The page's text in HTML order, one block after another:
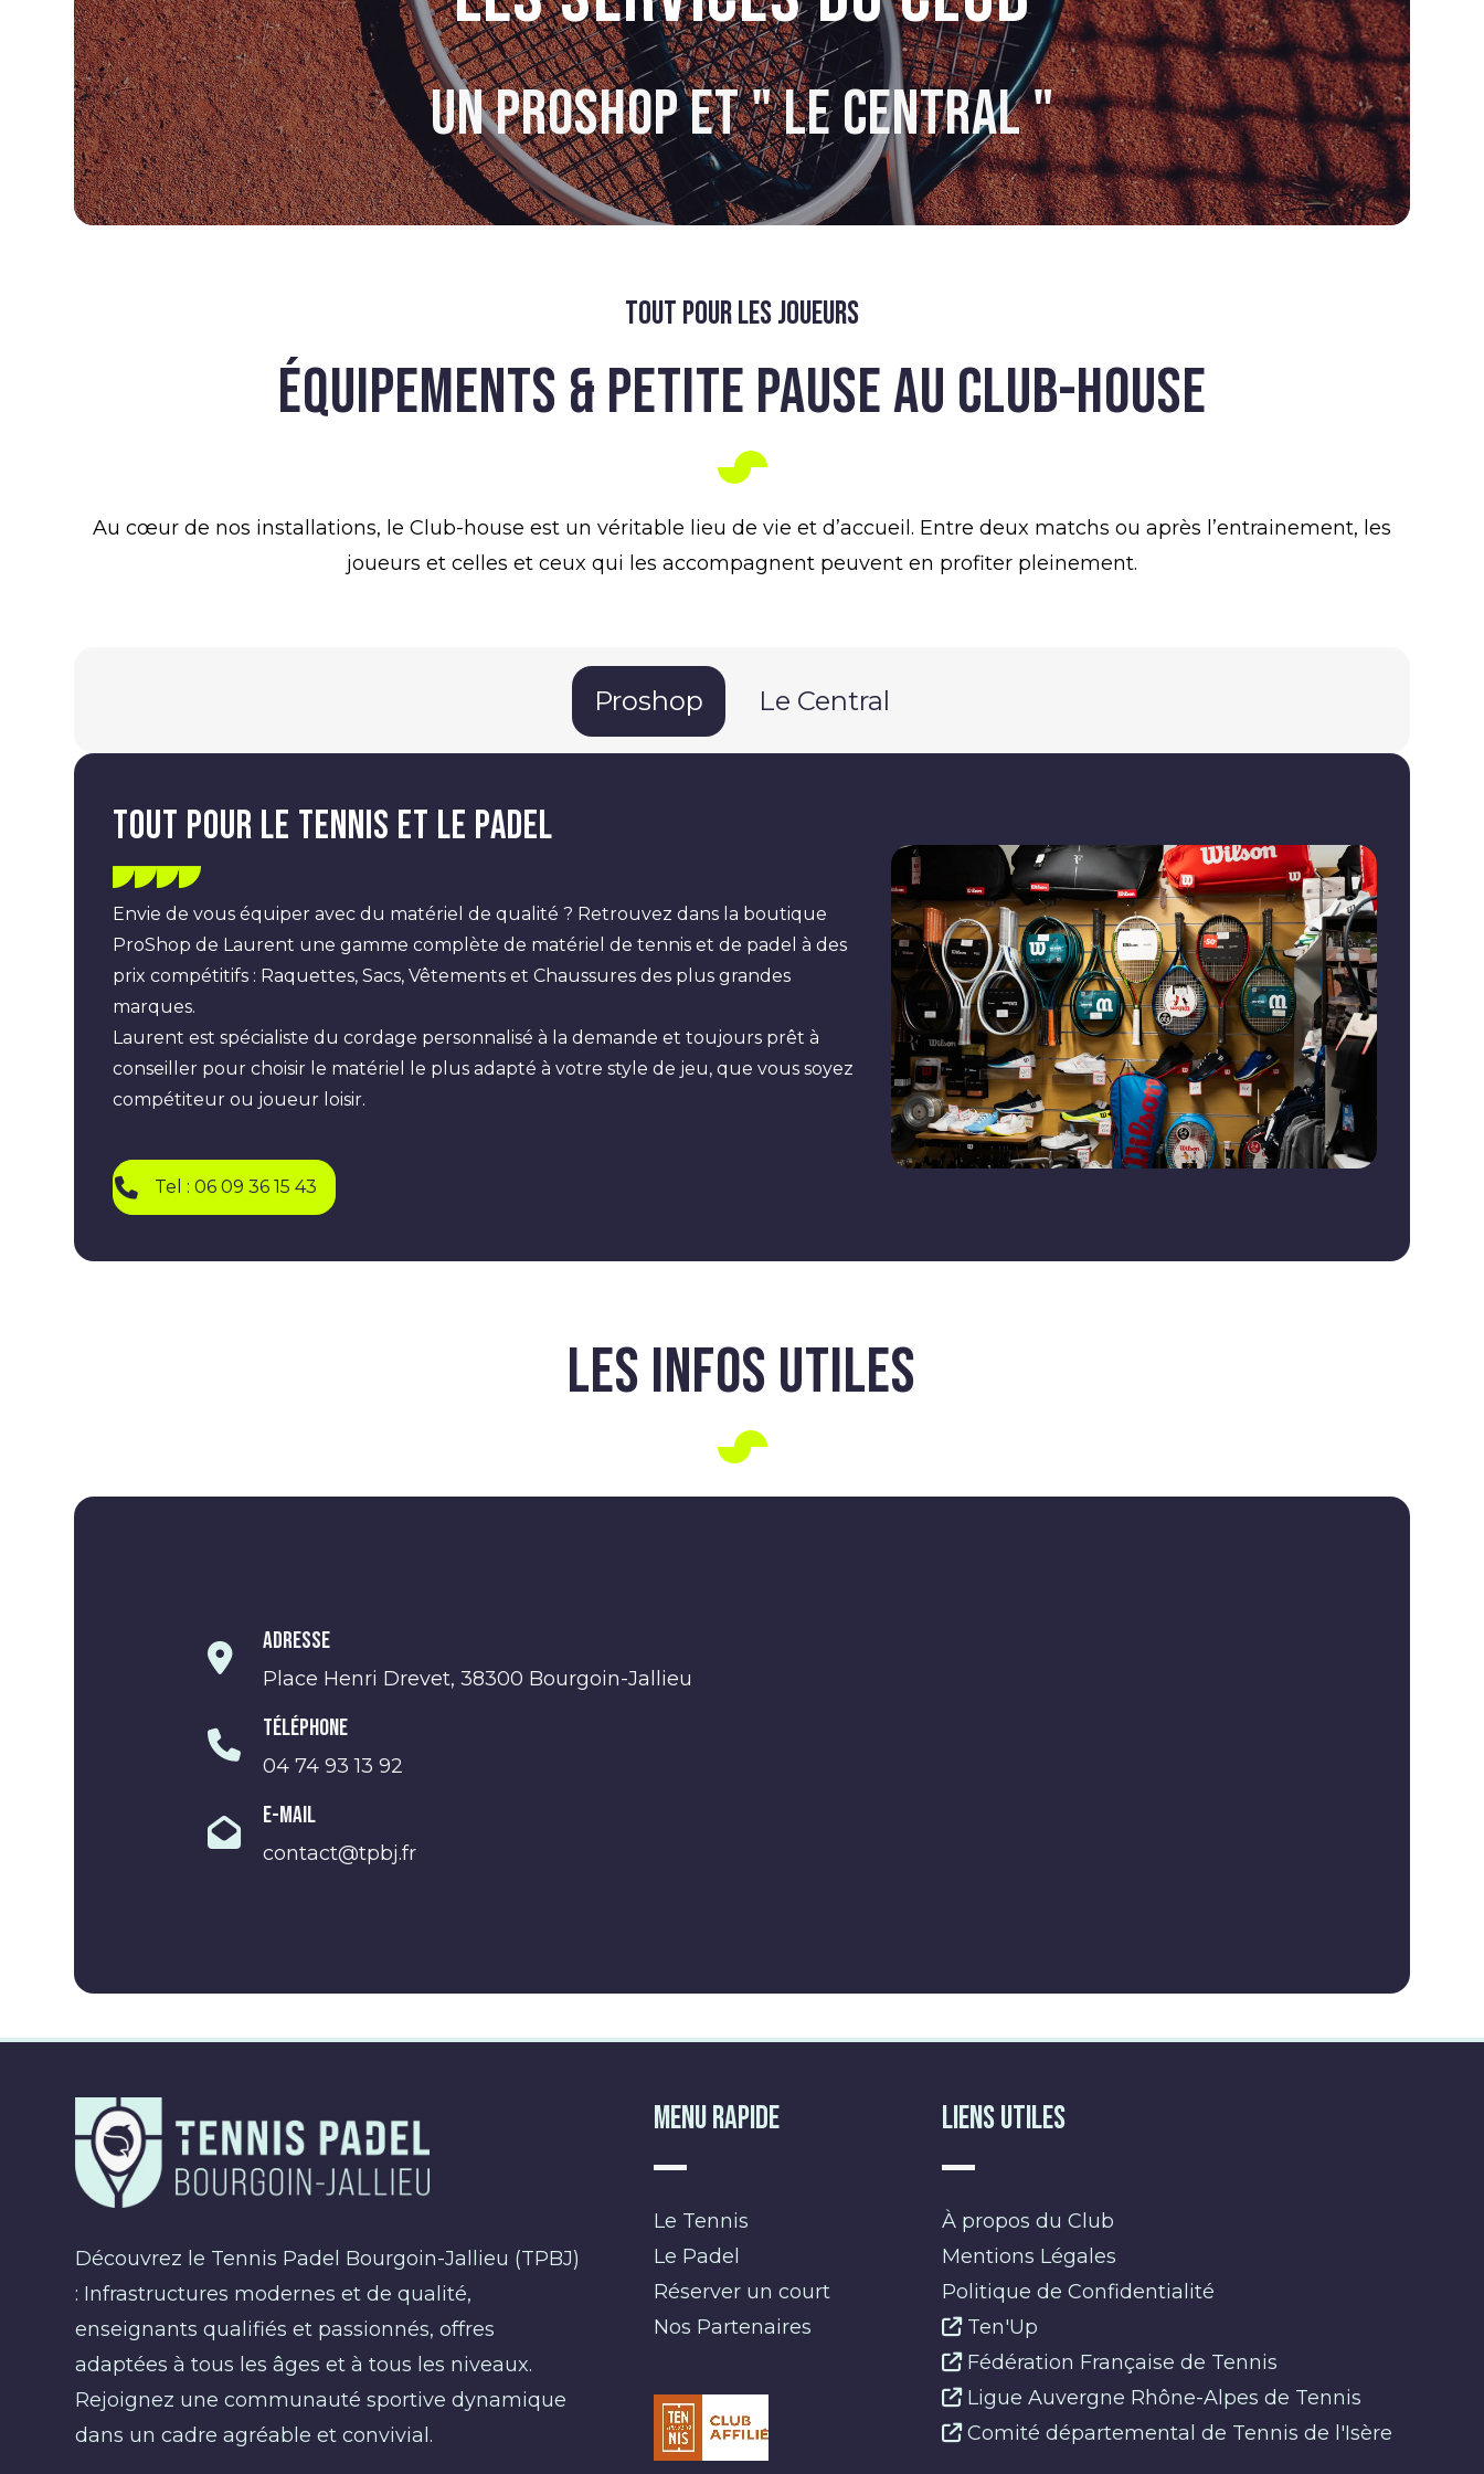
UN PROSHOP ET " LE CENTRAL "
Tout pour les joueurs
ÉQUIPEMENTS & PETITE PAUSE AU CLUB-HOUSE
Au cœur de nos installations, le Club-house est un véritable lieu de vie et d’accueil. Entre deux matchs ou après l’entrainement, les
joueurs et celles et ceux qui les accompagnent peuvent en profiter pleinement.
Proshop Le Central
Tout pour le tennis et le padel
Envie de vous équiper avec du matériel de qualité ? Retrouvez dans la boutique
ProShop de Laurent une gamme complète de matériel de tennis et de padel à des
prix compétitifs : Raquettes, Sacs, Vêtements et Chaussures des plus grandes
marques.
Laurent est spécialiste du cordage personnalisé à la demande et toujours prêt à
conseiller pour choisir le matériel le plus adapté à votre style de jeu, que vous soyez
compétiteur ou joueur loisir.
Tel : 06 09 36 15 43
LES INFOS UTILES
Adresse
Place Henri Drevet, 38300 Bourgoin-Jallieu
Téléphone
04 74 93 13 92
E-Mail
contact@tpbj.fr
Découvrez le Tennis Padel Bourgoin-Jallieu (TPBJ)
: Infrastructures modernes et de qualité,
enseignants qualifiés et passionnés, offres
adaptées à tous les âges et à tous les niveaux.
Rejoignez une communauté sportive dynamique
dans un cadre agréable et convivial.
Menu Rapide
Le Tennis
Le Padel
Réserver un court
Nos Partenaires
Liens Utiles
À propos du Club
Mentions Légales
Politique de Confidentialité
Ten'Up
Fédération Française de Tennis
Ligue Auvergne Rhône-Alpes de Tennis
Comité départemental de Tennis de l'Isère